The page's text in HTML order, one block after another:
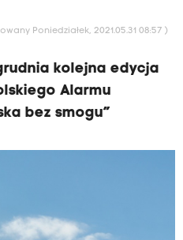
Poniedziałek, 2021.05.31 08:57 )
kolejna edycja
Alarmu
bez smogu”